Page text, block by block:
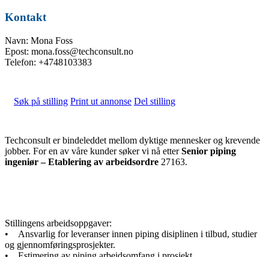
Kontakt
Navn: Mona Foss
Epost: mona.foss@techconsult.no
Telefon: +4748103383
Søk på stilling Print ut annonse Del stilling
Techconsult er bindeleddet mellom dyktige mennesker og krevende
jobber. For en av våre kunder søker vi nå etterSenior piping
ingeniør – Etablering av arbeidsordre 27163.
Stillingens arbeidsoppgaver:
• Ansvarlig for leveranser innen piping disiplinen i tilbud, studier
og gjennomføringsprosjekter.